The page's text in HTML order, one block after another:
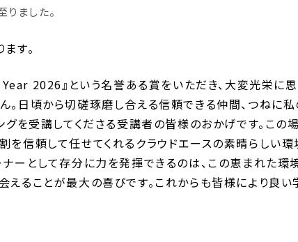
ました。
す。
2026』という名誉ある賞をいただき、大変光栄に思
日頃から切磋琢磨し合える信頼できる仲間、つねに
グを受講してくださる受講者の皆様のおかげです。この
信頼して任せてくれるクラウドエースの素晴らしい環
ーとして存分に力を発揮できるのは、この恵まれた環
ることが最大の喜びです。これからも皆様により良